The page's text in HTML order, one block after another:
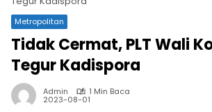
Metropolitan
Tidak Cermat, PLT Wali
Tegur Kadispora
Admin 1 Min Baca
2023-08-01